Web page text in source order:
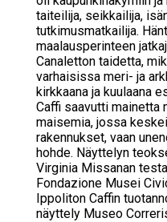
taiteilija, seikkailija,
tutkimusmatkailija.
maalausperinteen
Canaletton taidetta,
varhaisissa meri- ja
kirkkaana ja kuulaana
Caffi saavutti mainetta
maisemia, jossa
rakennukset, vaan
hohde. Näyttelyn
Virginia Missanan
Fondazione Musei
Ippoliton Caffin
näyttely Museo